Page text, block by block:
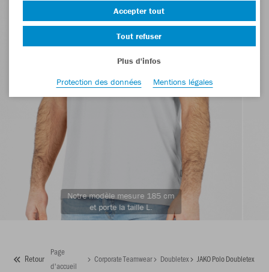
Notre modèle mesure 185 cm
et porte la taille L.
Retour
Page
d'accueil
Corporate Teamwear Doubletex JAKO Polo Doubletex
Accepter tout
Tout refuser
Plus d'infos
Protection des données
Mentions légales